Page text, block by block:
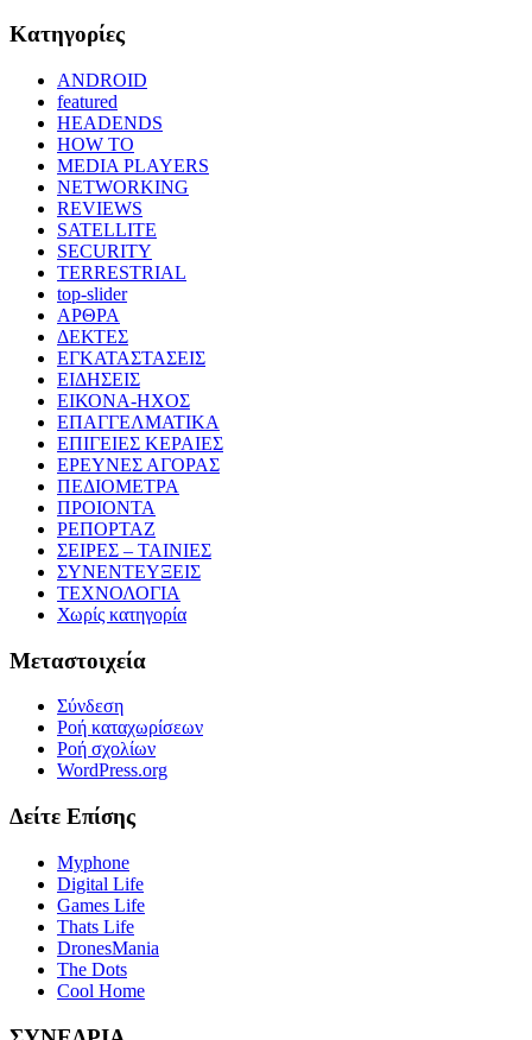
Kατηγορίες
ANDROID
featured
HEADENDS
HOW TO
MEDIA PLAYERS
NETWORKING
REVIEWS
SATELLITE
SECURITY
TERRESTRIAL
top-slider
ΑΡΘΡΑ
ΔΕΚΤΕΣ
ΕΓΚΑΤΑΣΤΑΣΕΙΣ
ΕΙΔΗΣΕΙΣ
ΕΙΚΟΝΑ-ΗΧΟΣ
ΕΠΑΓΓΕΛΜΑΤΙΚΑ
ΕΠΙΓΕΙΕΣ ΚΕΡΑΙΕΣ
ΕΡΕΥΝΕΣ ΑΓΟΡΑΣ
ΠΕΔΙΟΜΕΤΡΑ
ΠΡΟΙΟΝΤΑ
ΡΕΠΟΡΤΑΖ
ΣΕΙΡΕΣ – ΤΑΙΝΙΕΣ
ΣΥΝΕΝΤΕΥΞΕΙΣ
ΤΕΧΝΟΛΟΓΙΑ
Χωρίς κατηγορία
Μεταστοιχεία
Σύνδεση
Ροή καταχωρίσεων
Ροή σχολίων
WordPress.org
Δείτε Επίσης
Myphone
Digital Life
Games Life
Thats Life
DronesMania
The Dots
Cool Home